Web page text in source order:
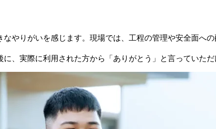
やりがいを感じます。現場では、工程の管理や安全面へ
、実際に利用された方から「ありがとう」と言っていた